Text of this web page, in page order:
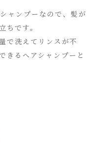
ャンプーなので、髪が
ちです。
で洗えてリンスが不
きるヘアシャンプーと